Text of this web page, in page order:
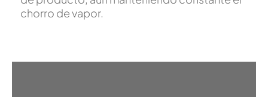
chorro de vapor.